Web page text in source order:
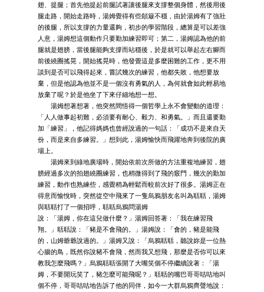
翅、提腿；首先他提起前腿試著讓後腿來支撐整個身體，然後用後
腿走路，開始走路時，湯姆覺得有些顛簸不穩，由於湯姆有了強壯
的後腿，所以支撐的力量還夠，初步的學習階段，總算是可以差強
人意，湯姆想這個動作只要勤加練習即可；第二，湯姆認為他的前
腿就是翅膀，當後腿能夠支撐而站穩後，於是就可以舉起左右腳而
前後繞圈搖晃，開始搖晃時，他發覺這是多麼困難的工作，更不用
談到是否可以飛得起來，嘗試幾次的練習，他都失敗，他想要放
棄，但是他認為他並不是一個沒有勇氣的人，為何就會如此輕易地
放棄了呢？於是他坐了下來仔細地想一想。
湯姆想著想著，他突然間悟得一個哲學上永不會變動的道理：
「人人做事起初難，必須要有耐心、毅力、和勇氣。」而且還要勤
加「練習」，他記得媽媽也曾經說過的一句話：「成功不是來自天
份，而是來自多練習。」想到此，湯姆愉快而飛躍地奔到後院的廣
場上。
湯姆來到綠地廣場時，開始依前次所做的方法重複地練習，翅
膀經過多次的拍翅繞圈練習，也稍微得到了飛的竅門，幾次的勤加
練習，動作也熟練些，感覺稍為輕鬆而較前次好了很多。湯姆正在
得意而愉悅時，突然從空中飛來了一隻烏鴉朋友名叫為聒聒，湯姆
與聒聒打了一個招呼，聒聒烏鴉問湯姆
說：「湯姆，你在這兒做什麼？」湯姆回答著：「我在練習飛
翔。」聒聒說：「豬是不會飛的。」湯姆說：「會的，豬是能飛
的，山姆爺爺說過的。」湯姆又說：「烏鴉聒聒，聽說妳是一位熱
心腸的鳥，既然你說豬不會飛，然而我又想飛，那麼是否你可以來
教我怎麼飛嗎？」烏鴉聒聒張開了大嘴笑個不停繼續說著：「湯
姆，不要開玩笑了，豬怎麼可能飛呢？」聒聒的嘴巴哥哥咕咕地叫
個不停，哥哥咕咕地告訴了他的同伴，如今一大群烏鴉齊聲地說：